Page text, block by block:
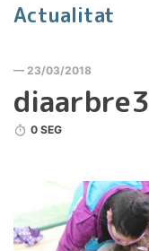
Actualitat
— 23/03/2018
diaarbre3
0 SEG